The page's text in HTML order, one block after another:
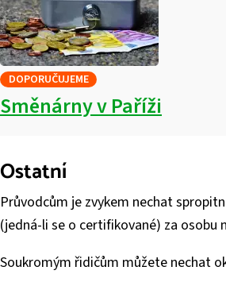
DOPORUČUJEME
Směnárny v Paříži
Ostatní
Průvodcům je zvykem nechat
(jedná-li se o certifikované) za osobu
Soukromým řidičům můžete nechat